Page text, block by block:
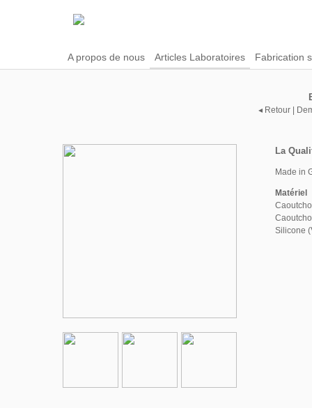
A propos de nous Articles Laboratoires Fabrication
◂ Retour
La
Made in
Matériel
Silicone